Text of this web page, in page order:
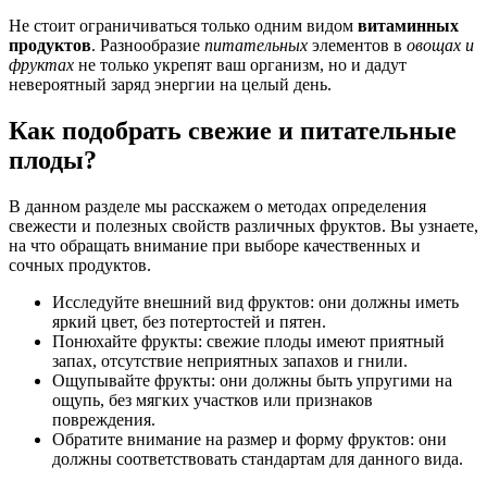
Не стоит ограничиваться только одним видом витаминных
продуктов. Разнообразие питательных элементов в овощах и
фруктах не только укрепят ваш организм, но и дадут
невероятный заряд энергии на целый день.
Как подобрать свежие и питательные
плоды?
В данном разделе мы расскажем о методах определения
свежести и полезных свойств различных фруктов. Вы узнаете,
на что обращать внимание при выборе качественных и
сочных продуктов.
Исследуйте внешний вид фруктов: они должны иметь
яркий цвет, без потертостей и пятен.
Понюхайте фрукты: свежие плоды имеют приятный
запах, отсутствие неприятных запахов и гнили.
Ощупывайте фрукты: они должны быть упругими на
ощупь, без мягких участков или признаков
повреждения.
Обратите внимание на размер и форму фруктов: они
должны соответствовать стандартам для данного вида.